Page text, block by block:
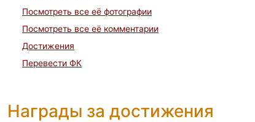
Посмотреть все её фотографии
Посмотреть все её комментарии
Достижения
Перевести ФК
Награды за достижения